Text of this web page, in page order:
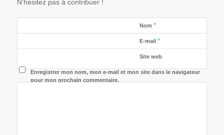
N’hésitez pas à contribuer !
Nom *
E-mail *
Site web
Enregistrer mon nom, mon e-mail et mon site dans le navigateur
pour mon prochain commentaire.